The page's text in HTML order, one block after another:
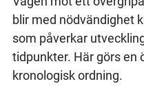
blir med nödvändighet
som påverkar
tidpunkter. Här görs en
kronologisk ordning.